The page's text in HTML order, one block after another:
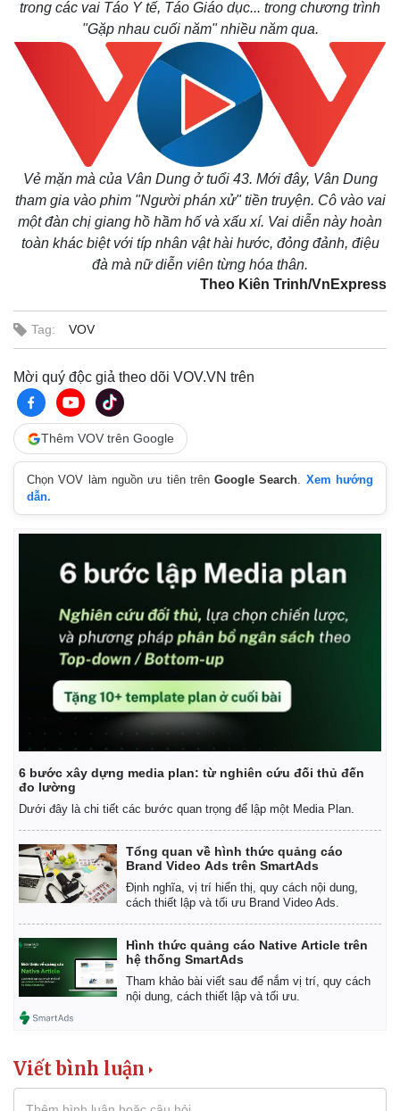
Bóng đá
Lịch thi đấu bóng đá
eSports
Hậu trường
Xe máy
trong các vai Táo Y tế, Táo Giáo dục... trong chương trình
"Gặp nhau cuối năm" nhiều năm qua.
Vẻ mặn mà của Vân Dung ở tuổi 43. Mới đây, Vân Dung
tham gia vào phim "Người phán xử" tiền truyện. Cô vào vai
một đàn chị giang hồ hầm hố và xấu xí. Vai diễn này hoàn
toàn khác biệt với típ nhân vật hài hước, đỏng đảnh, điệu
đà mà nữ diễn viên từng hóa thân.
Theo Kiên Trinh/VnExpress
Tag: VOV
Mời quý độc giả theo dõi VOV.VN trên
Thêm VOV trên Google
Chọn VOV làm nguồn ưu tiên trênGoogle Search. Xem hướng
dẫn.
6 bước xây dựng media plan: từ nghiên cứu đối thủ đến
đo lường
Dưới đây là chi tiết các bước quan trọng để lập một Media Plan.
Tổng quan về hình thức quảng cáo
Brand Video Ads trên SmartAds
Định nghĩa, vị trí hiển thị, quy cách nội dung,
cách thiết lập và tối ưu Brand Video Ads.
Hình thức quảng cáo Native Article trên
hệ thống SmartAds
Tham khảo bài viết sau để nắm vị trí, quy cách
nội dung, cách thiết lập và tối ưu.
Viết bình luận